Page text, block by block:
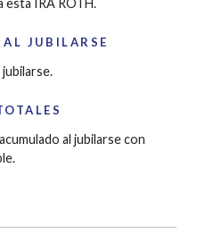
esta IRA ROTH.
JUBILARSE
al jubilarse con